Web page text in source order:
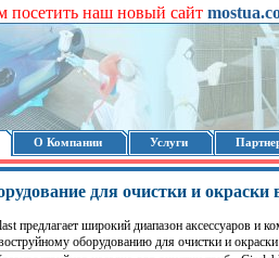
посетить наш новый сайт
О Компании Услуги
для очистки и окраски
предлагает широкий диапазон аксессуаров и
оборудованию для очистки и